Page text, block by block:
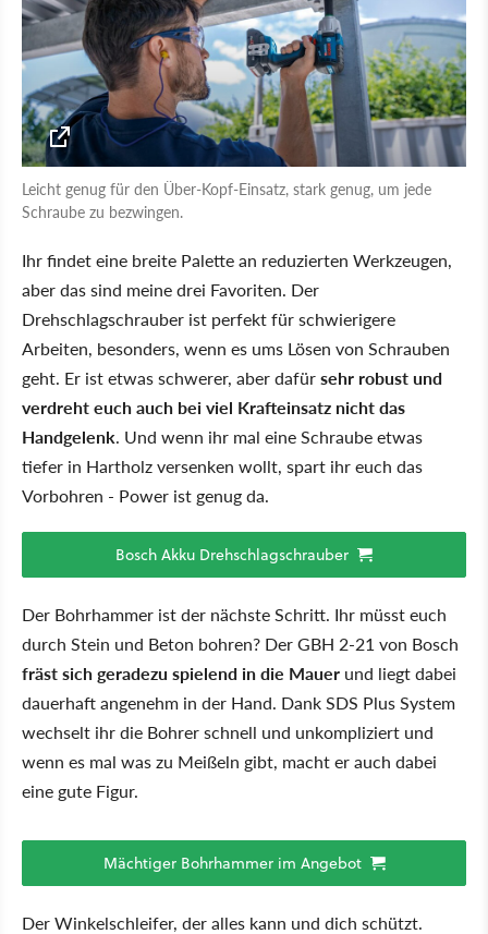
Leicht genug für den Über-Kopf-Einsatz, stark genug, um jede
Schraube zu bezwingen.
Ihr findet eine breite Palette an reduzierten Werkzeugen,
aber das sind meine drei Favoriten. Der
Drehschlagschrauber ist perfekt für schwierigere
Arbeiten, besonders, wenn es ums Lösen von Schrauben
geht. Er ist etwas schwerer, aber dafürsehr robust und
verdreht euch auch bei viel Krafteinsatz nicht das
Handgelenk. Und wenn ihr mal eine Schraube etwas
tiefer in Hartholz versenken wollt, spart ihr euch das
Vorbohren - Power ist genug da.
Bosch Akku Drehschlagschrauber
Der Bohrhammer ist der nächste Schritt. Ihr müsst euch
durch Stein und Beton bohren? Der GBH 2-21 von Bosch
fräst sich geradezu spielend in die Mauer und liegt dabei
dauerhaft angenehm in der Hand. Dank SDS Plus System
wechselt ihr die Bohrer schnell und unkompliziert und
wenn es mal was zu Meißeln gibt, macht er auch dabei
eine gute Figur.
Mächtiger Bohrhammer im Angebot
Der Winkelschleifer, der alles kann und dich schützt.